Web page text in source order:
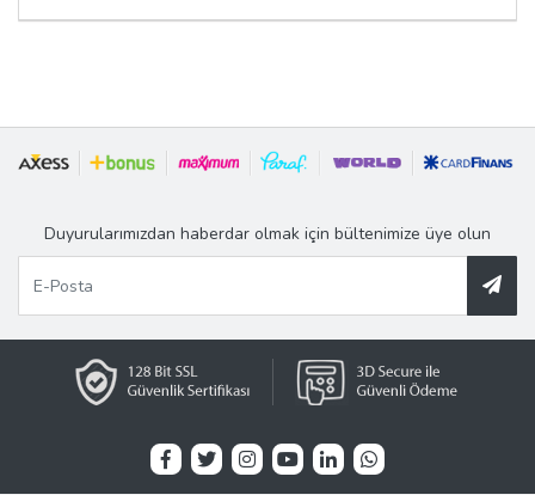
Duyurularımızdan haberdar olmak için bültenimize üye olun